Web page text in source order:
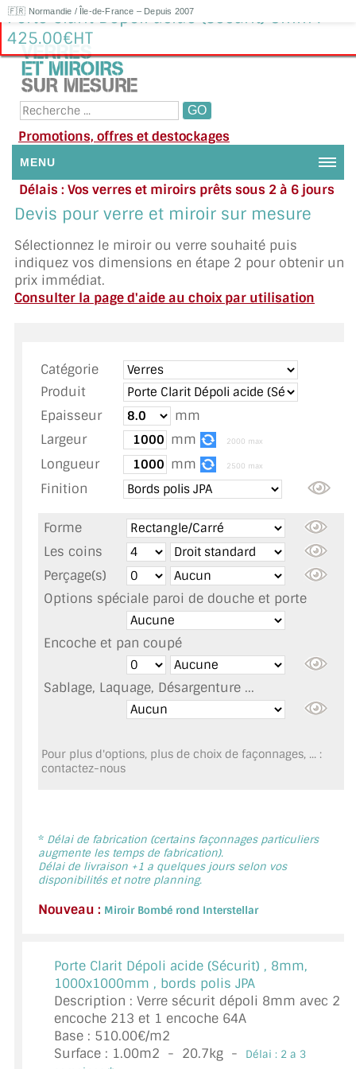
🇫🇷 Normandie / Île-de-France – Depuis 2007
Porte Clarit Dépoli acide (Sécurit) 8mm :
425.00€HT
Promotions, offres et destockages
MENU
NOUS CONTACTER
DEMANDE DE DEVIS
SUIVI DE DEVIS
TOUS LES TARIFS AU M2
GUIDE : CHOIX PAR UTILISATION
INSPIRATIONS ET NOUVEAUTÉS
AMBIANCE LAITON BROSSÉ
MIROIR SUR MESURE
MIROIR VIEILLI
MIROIR DÉCORATIF DE COULEUR
LOTS DE MIROIRS EN MOZAÏQUE
MIROIR POUR PORTE
MIROIR PAROI DE DOUCHE
MIROIR ENCADRÉ
VERRE EXTRACLAIR
VERRE TREMPÉ (SÉCURIT)
PAROI DE DOUCHE
Délais : Vos verres et miroirs prêts sous 2 à 6 jours
en moyenne
Besoin d'aide ?
Appelez ou envoyez un SMS au 06 79 92 33 38
Devis pour verre et miroir sur mesure
Sélectionnez le miroir ou verre souhaité puis
indiquez vos dimensions en étape 2 pour obtenir un
prix immédiat.
Consulter la page d'aide au choix par utilisation
Catégorie
Produit
Epaisseur
mm
Largeur
mm 2000 max
Longueur mm 2500 max
Finition
Forme
Les coins
Perçage(s)
Options spéciale paroi de douche et porte
Encoche et pan coupé
Sablage, Laquage, Désargenture ...
Pour plus d'options, plus de choix de façonnages, ... :
contactez-nous
* Délai de fabrication (certains façonnages particuliers
augmente les temps de fabrication).
Délai de livraison +1 a quelques jours selon vos
disponibilités et notre planning.
Nouveau : Miroir Bombé rond Interstellar
Porte Clarit Dépoli acide (Sécurit) , 8mm,
1000x1000mm , bords polis JPA
Description : Verre sécurit dépoli 8mm avec 2
encoche 213 et 1 encoche 64A
Base : 510.00€/m2
Surface : 1.00m2 - 20.7kg -
Délai : 2 a 3